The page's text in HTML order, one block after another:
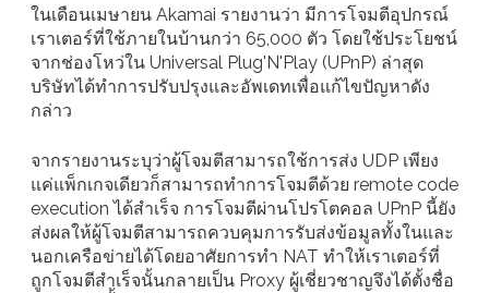
ในเดือนเมษายน Akamai รายงานว่า มีการโจมตีอุปกรณ์
เราเตอร์ที่ใช้ภายในบ้านกว่า 65,000 ตัว โดยใช้ประโยชน์
จากช่องโหว่ใน Universal Plug'N'Play (UPnP) ล่าสุด
บริษัทได้ทำการปรับปรุงและอัพเดทเพื่อแก้ไขปัญหาดัง
กล่าว
จากรายงานระบุว่าผู้โจมตีสามารถใช้การส่ง UDP เพียง
แค่แพ็กเกจเดียวก็สามารถทำการโจมตีด้วย remote code
execution ได้สำเร็จ การโจมตีผ่านโปรโตคอล UPnP นี้ยัง
ส่งผลให้ผู้โจมตีสามารถควบคุมการรับส่งข้อมูลทั้งในและ
นอกเครือข่ายได้โดยอาศัยการทำ NAT ทำให้เราเตอร์ที่
ถูกโจมตีสำเร็จนั้นกลายเป็น Proxy ผู้เชี่ยวชาญจึงได้ตั้งชื่อ